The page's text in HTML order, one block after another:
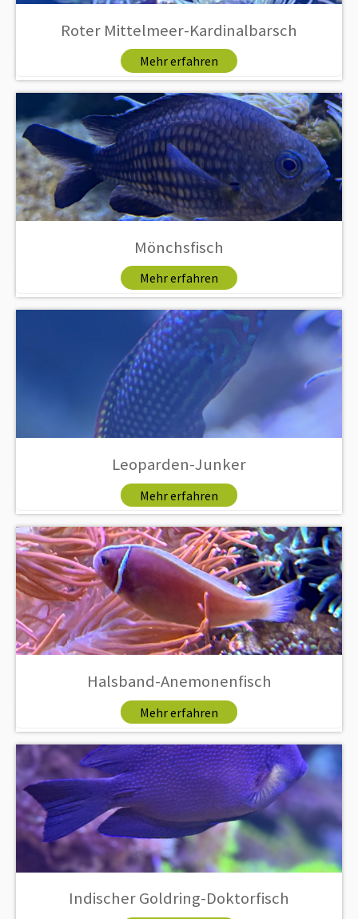
Roter Mittelmeer-Kardinalbarsch
Mehr erfahren
Mönchsfisch
Mehr erfahren
Leoparden-Junker
Mehr erfahren
Halsband-Anemonenfisch
Mehr erfahren
Indischer Goldring-Doktorfisch